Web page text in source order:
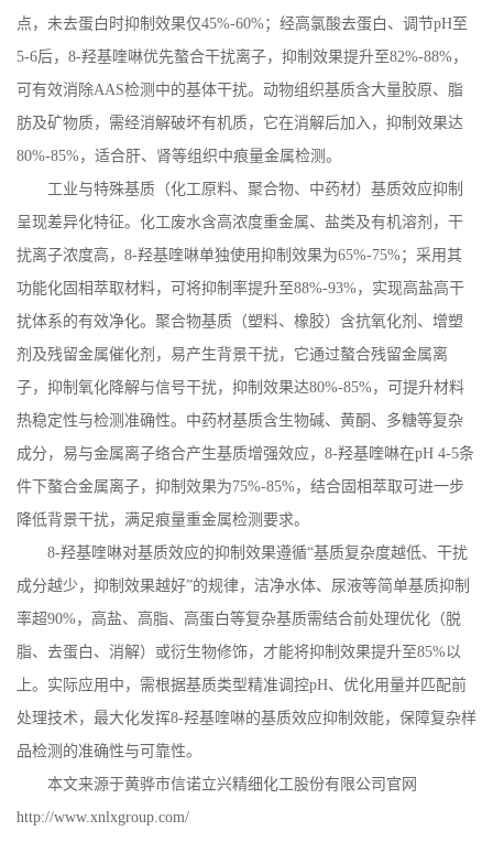
点，未去蛋白时抑制效果仅45%-60%；经高氯酸去蛋白、调节pH至
5-6后， 8-羟基喹啉优先螯合干扰离子，抑制效果提升至82%-88%，
可有效消除AAS检测中的基体干扰。动物组织基质含大量胶原、脂
肪及矿物质，需经消解破坏有机质，它在消解后加入，抑制效果达
80%-85%，适合肝、肾等组织中痕量金属检测。
工业与特殊基质（化工原料、聚合物、中药材）基质效应抑制
呈现差异化特征。化工废水含高浓度重金属、盐类及有机溶剂，干
扰离子浓度高， 8-羟基喹啉单独使用抑制效果为65%-75%；采用其
功能化固相萃取材料，可将抑制率提升至88%-93%，实现高盐高干
扰体系的有效净化。聚合物基质（塑料、橡胶）含抗氧化剂、增塑
剂及残留金属催化剂，易产生背景干扰，它通过螯合残留金属离
子，抑制氧化降解与信号干扰，抑制效果达80%-85%，可提升材料
热稳定性与检测准确性。中药材基质含生物碱、黄酮、多糖等复杂
成分，易与金属离子络合产生基质增强效应， 8-羟基喹啉在pH 4-5条
件下螯合金属离子，抑制效果为75%-85%，结合固相萃取可进一步
降低背景干扰，满足痕量重金属检测要求。
8-羟基喹啉对基质效应的抑制效果遵循“基质复杂度越低、干扰
成分越少，抑制效果越好”的规律，洁净水体、尿液等简单基质抑制
率超90%，高盐、高脂、高蛋白等复杂基质需结合前处理优化（脱
脂、去蛋白、消解）或衍生物修饰，才能将抑制效果提升至85%以
上。实际应用中，需根据基质类型精准调控pH、优化用量并匹配前
处理技术，最大化发挥8-羟基喹啉的基质效应抑制效能，保障复杂样
品检测的准确性与可靠性。
本文来源于黄骅市信诺立兴精细化工股份有限公司官网
http://www.xnlxgroup.com/